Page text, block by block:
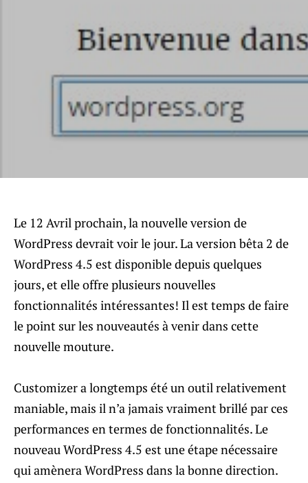
Le 12 Avril prochain, la nouvelle version de
WordPress devrait voir le jour. La version bêta 2 de
WordPress 4.5 est disponible depuis quelques
jours, et elle offre plusieurs nouvelles
fonctionnalités intéressantes! Il est temps de faire
le point sur les nouveautés à venir dans cette
nouvelle mouture.
Customizer a longtemps été un outil relativement
maniable, mais il n’a jamais vraiment brillé par ces
performances en termes de fonctionnalités. Le
nouveau WordPress 4.5 est une étape nécessaire
qui amènera WordPress dans la bonne direction.